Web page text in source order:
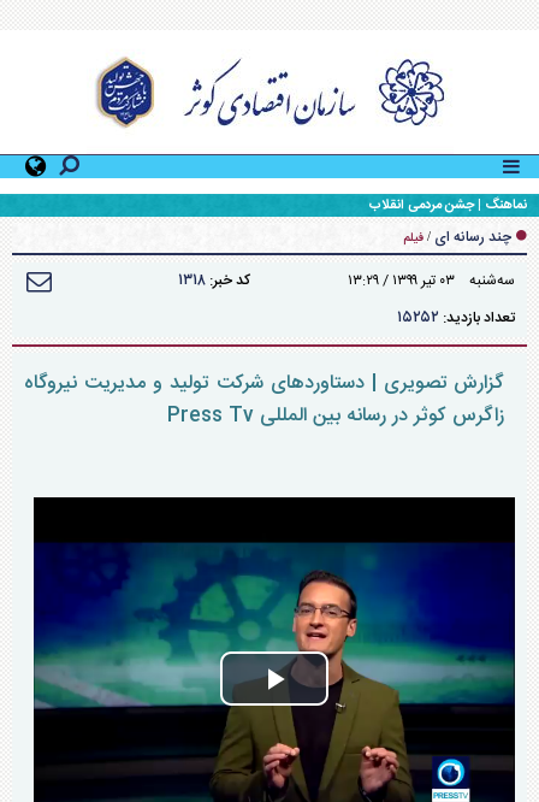
نماهنگ | جشن مردمی انقلاب
چند رسانه ای / فیلم
سه‌شنبه ۰۳ تير ۱۳۹۹ / ۱۳:۲۹ کد خبر: ۱۳۱۸
تعداد بازدید: ۱۵۲۵۲
گزارش تصویری | دستاورد‌های شرکت تولید و مدیریت نیروگاه
زاگرس کوثر در رسانه بین المللی Press Tv
Play
Video